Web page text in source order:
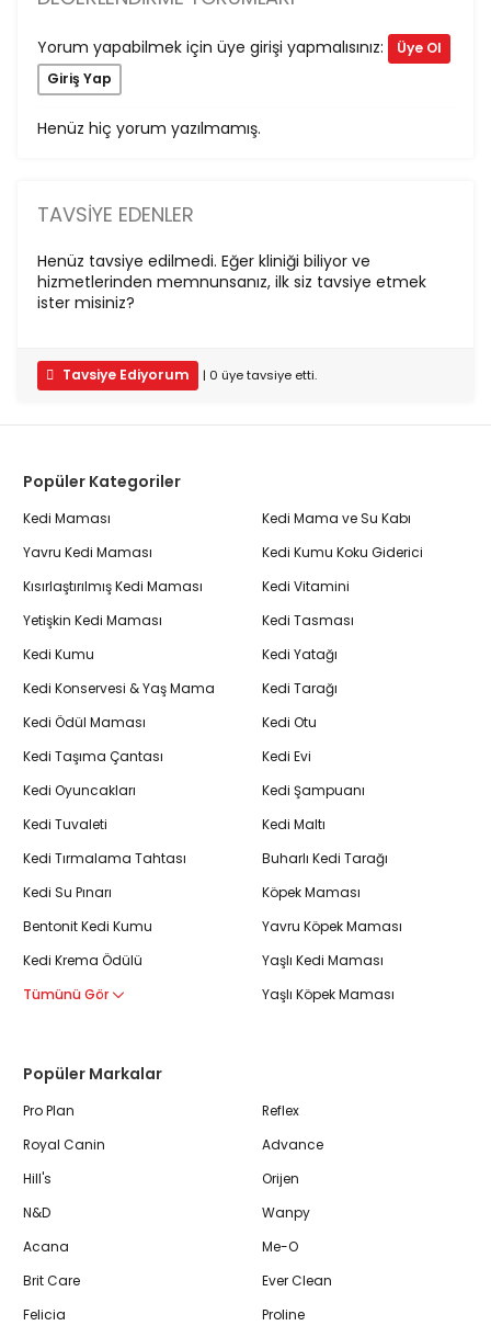
Yorum yapabilmek için üye girişi yapmalısınız:
Üye Ol
Giriş Yap
Henüz hiç yorum yazılmamış.
TAVSIYE EDENLER
Henüz tavsiye edilmedi. Eğer kliniği biliyor ve
hizmetlerinden memnunsanız, ilk siz tavsiye etmek
ister misiniz?
Tavsiye Ediyorum | 0 üyetavsiye etti.
Popüler Kategoriler
Kedi Maması
Yavru Kedi Maması
Kısırlaştırılmış Kedi Maması
Yetişkin Kedi Maması
Kedi Kumu
Kedi Konservesi & Yaş Mama
Kedi Ödül Maması
Kedi Taşıma Çantası
Kedi Oyuncakları
Kedi Tuvaleti
Kedi Tırmalama Tahtası
Kedi Su Pınarı
Bentonit Kedi Kumu
Kedi Krema Ödülü
Tümünü Gör
Kedi Mama ve Su Kabı
Kedi Kumu Koku Giderici
Kedi Vitamini
Kedi Tasması
Kedi Yatağı
Kedi Tarağı
Kedi Otu
Kedi Evi
Kedi Şampuanı
Kedi Maltı
Buharlı Kedi Tarağı
Köpek Maması
Yavru Köpek Maması
Yaşlı Kedi Maması
Yaşlı Köpek Maması
Popüler Markalar
Pro Plan
Royal Canin
Hill's
N&D
Acana
Brit Care
Felicia
Reflex
Advance
Orijen
Wanpy
Me-O
Ever Clean
Proline